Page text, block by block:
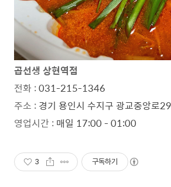
곱선생 상현역점
전화 :031-215-1346
주소 : 경기 용인시 수지구 광교중앙로
영업시간 : 매일 17:00 - 01:00
3 구독하기